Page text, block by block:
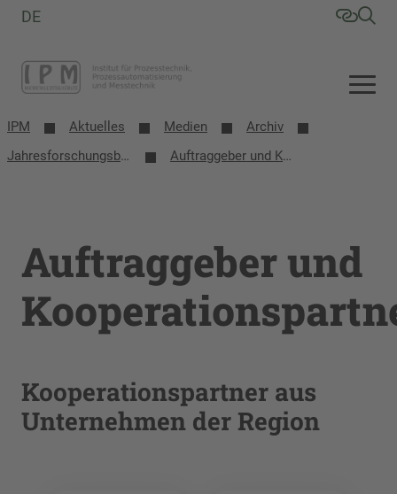
DE
IPM Aktuelles Medien
Archiv
Jahresforschungsbericht 2023
Auftraggeber und Kooperationspartner
Auftraggeber und
Kooperationspartner aus
Unternehmen der Region